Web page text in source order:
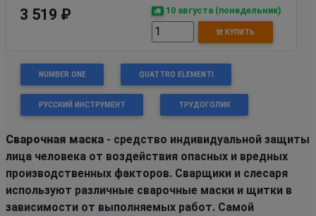
3 519 ₽ 10 августа (понедельник)
КУПИТЬ
NUMBER ONE QUATTRO ELEMENTI
РУССКИЙ ИНСТРУМЕНТ ТРУДОГОЛИК
Сварочная маска - средство индивидуальной защиты
лица человека от воздействия опасных и вредных
производственных факторов. Сварщики и слесаря
используют различные сварочные маски и щитки в
зависимости от выполняемых работ. Самой